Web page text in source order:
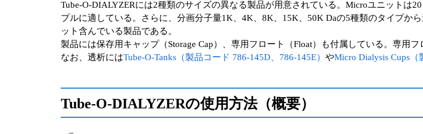
Tube-O-DIALYZERには2種類のサイズの異なる製品が用意されている。Microユニットは
プルに適している。さらに、分画分子量1K、4K、8K、15K、50K Daの5種類のタイプか
ット含んでいる製品である。
製品には保存用キャップ（Storage Cap）、専用フロート（Float）も付属している。専用
なお、透析にはTube-O-Tanks（製品コード 786-145D、786-145E） やMicro Dialysis Cups（
Tube-O-DIALYZERの使用方法（概要）